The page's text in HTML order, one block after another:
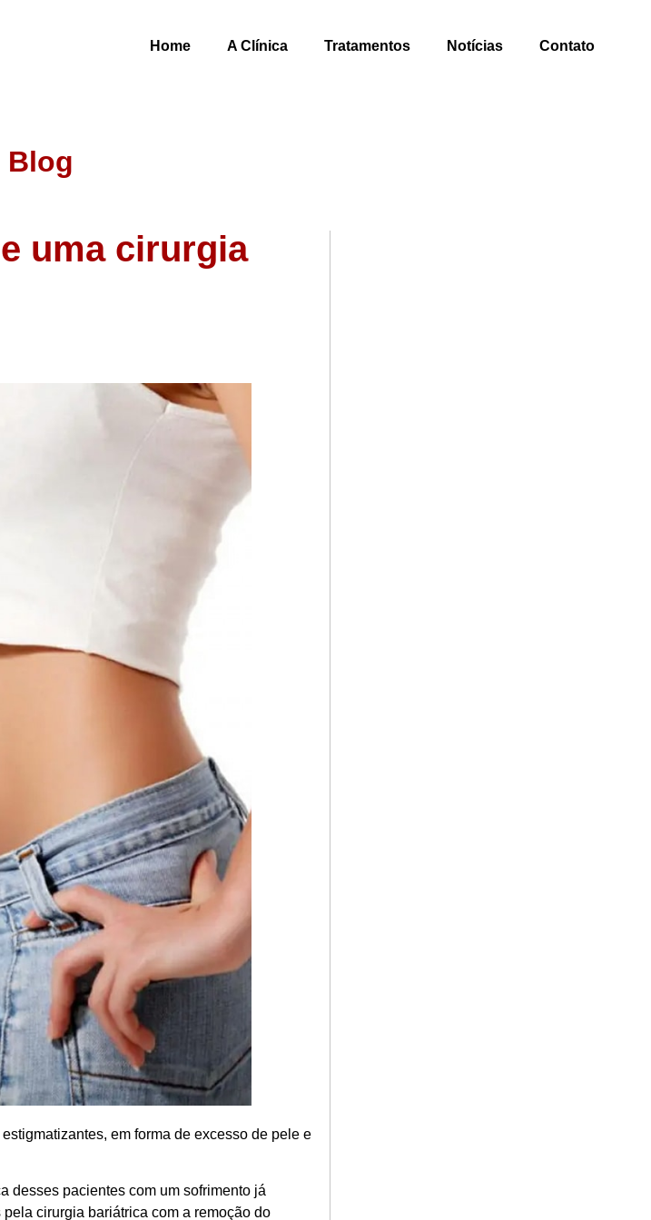
Home A Clínica Tratamentos Notícias Contato
Blog
uma cirurgia
em forma de excesso de pele e
desses pacientes com um sofrimento já
cirurgia bariátrica com a remoção do